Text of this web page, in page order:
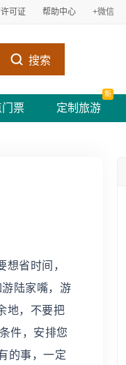
可证 帮助中心 +微信
搜索
票 定制旅游
新
省时间，
陆家嘴，游
地，不要把
件，安排您
的事，一定